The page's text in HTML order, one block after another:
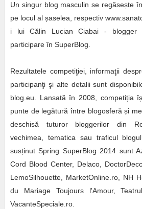
Un singur blog masculin se regăsește
pe locul al șaselea, respectiv
i lui Călin Lucian Ciabai - blogger
participare în SuperBlog.
Rezultatele competiţiei, informaţii
participanţi şi alte detalii sunt
blog.eu. Lansată în 2008, competiția
punte de legătură între blogosferă și
deschisă tuturor bloggerilor din
vechimea, tematica sau traficul
susținut Spring SuperBlog 2014 sunt
Cord Blood Center, Delaco,
LemoSilhouette, MarketOnline.ro, NH
du Mariage Toujours l'Amour,
VacanteSpeciale.ro.